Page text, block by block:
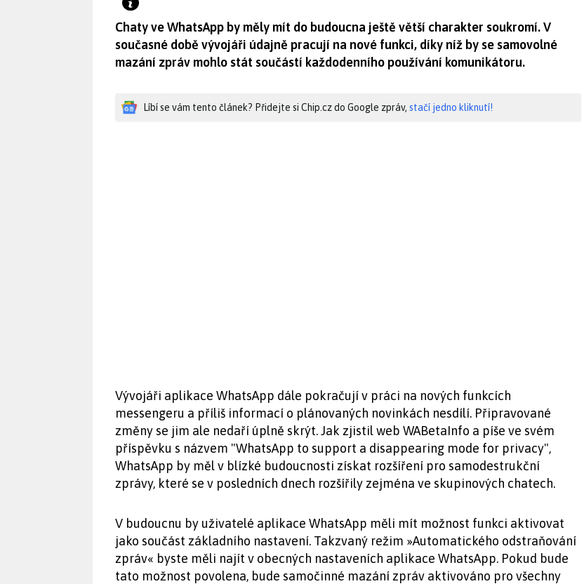
Chaty ve WhatsApp by měly mít do budoucna ještě větší charakter soukromí. V
současné době vývojáři údajně pracují na nové funkci, díky níž by se samovolné
mazání zpráv mohlo stát součástí každodenního používání komunikátoru.
Líbí se vám tento článek? Přidejte si Chip.cz do Google zpráv, stačí jedno kliknutí!
Vývojáři aplikace WhatsApp dále pokračují v práci na nových funkcích
messengeru a příliš informací o plánovaných novinkách nesdílí. Připravované
změny se jim ale nedaří úplně skrýt. Jak zjistil web WABetaInfo a píše ve svém
příspěvku s názvem "WhatsApp to support a disappearing mode for privacy",
WhatsApp by měl v blízké budoucnosti získat rozšíření pro samodestrukční
zprávy, které se v posledních dnech rozšířily zejména ve skupinových chatech.
V budoucnu by uživatelé aplikace WhatsApp měli mít možnost funkci aktivovat
jako součást základního nastavení. Takzvaný režim »Automatického odstraňování
zpráv« byste měli najít v obecných nastaveních aplikace WhatsApp. Pokud bude
tato možnost povolena, bude samočinné mazání zpráv aktivováno pro všechny